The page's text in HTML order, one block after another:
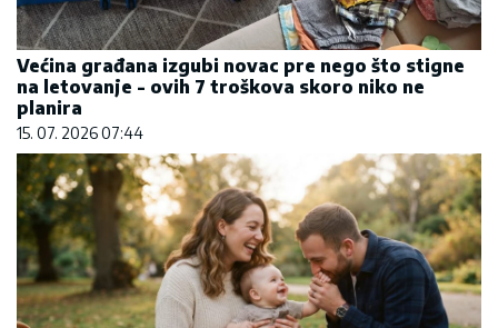
Većina građana izgubi novac pre nego što stigne
na letovanje - ovih 7 troškova skoro niko ne
planira
15. 07. 2026 07:44